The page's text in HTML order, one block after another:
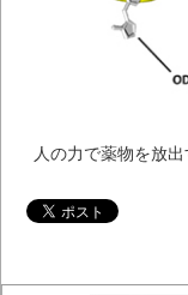
人の力で薬物を放